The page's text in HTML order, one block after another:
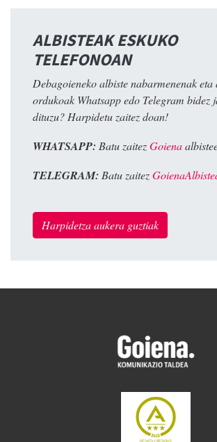
ALBISTEAK ESKUKO
TELEFONOAN
Debagoieneko albiste nabarmenenak eta
ordukoak Whatsapp edo Telegram bidez
dituzu? Harpidetu zaitez doan!
WHATSAPP: Batu zaitezGoiena
TELEGRAM: Batu zaitez
Harpidetza aukera guztiak